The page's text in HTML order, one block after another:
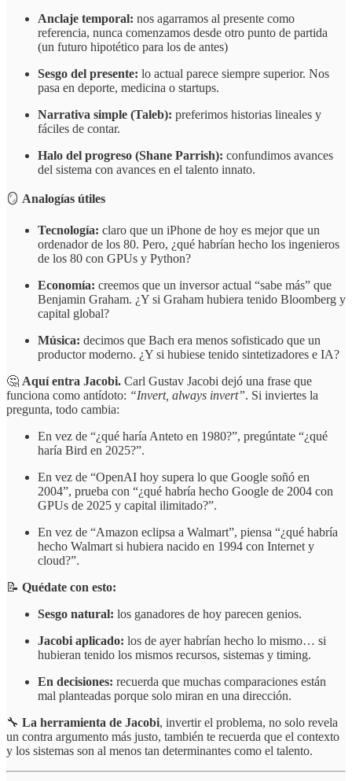
Anclaje temporal: nos agarramos al presente como
referencia, nunca comenzamos desde otro punto de partida
(un futuro hipotético para los de antes)
Sesgo del presente: lo actual parece siempre superior. Nos
pasa en deporte, medicina o startups.
Narrativa simple (Taleb): preferimos historias lineales y
fáciles de contar.
Halo del progreso (Shane Parrish): confundimos avances
del sistema con avances en el talento innato.
🪞 Analogías útiles
Tecnología: claro que un iPhone de hoy es mejor que un
ordenador de los 80. Pero, ¿qué habrían hecho los ingenieros
de los 80 con GPUs y Python?
Economía: creemos que un inversor actual “sabe más” que
Benjamin Graham. ¿Y si Graham hubiera tenido Bloomberg y
capital global?
Música: decimos que Bach era menos sofisticado que un
productor moderno. ¿Y si hubiese tenido sintetizadores e IA?
🤔 Aquí entra Jacobi. Carl Gustav Jacobi dejó una frase que
funciona como antídoto: “Invert, always invert”. Si inviertes la
pregunta, todo cambia:
En vez de “¿qué haría Anteto en 1980?”, pregúntate “¿qué
haría Bird en 2025?”.
En vez de “OpenAI hoy supera lo que Google soñó en
2004”, prueba con “¿qué habría hecho Google de 2004 con
GPUs de 2025 y capital ilimitado?”.
En vez de “Amazon eclipsa a Walmart”, piensa “¿qué habría
hecho Walmart si hubiera nacido en 1994 con Internet y
cloud?”.
📝 Quédate con esto:
Sesgo natural: los ganadores de hoy parecen genios.
Jacobi aplicado: los de ayer habrían hecho lo mismo… si
hubieran tenido los mismos recursos, sistemas y timing.
En decisiones: recuerda que muchas comparaciones están
mal planteadas porque solo miran en una dirección.
🔧 La herramienta de Jacobi, invertir el problema, no solo revela
un contra argumento más justo, también te recuerda que el contexto
y los sistemas son al menos tan determinantes como el talento.